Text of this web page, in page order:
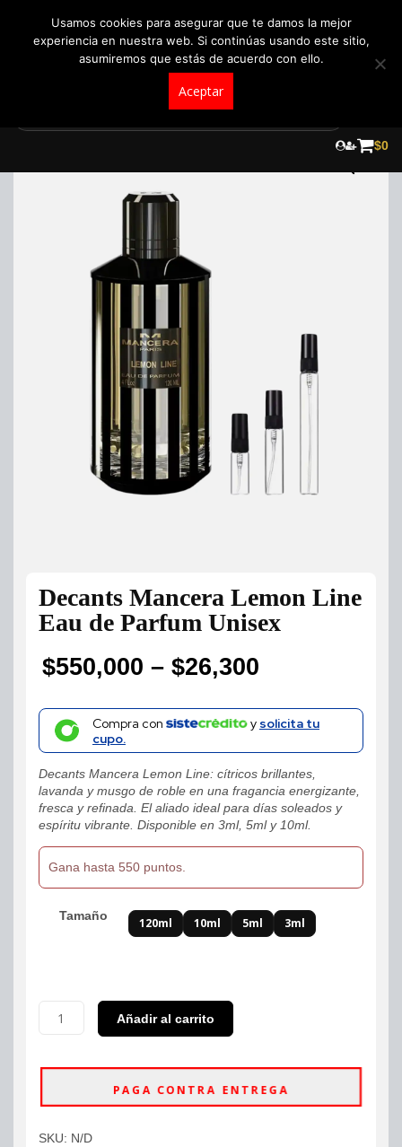
$0
Decants Mancera Lemon Line
Eau de Parfum Unisex
$26,300
–
$550,000
Price
range:
$26,300
through
$550,000
Compra con y solicita tu
cupo.
Decants Mancera Lemon Line: cítricos brillantes,
lavanda y musgo de roble en una fragancia energizante,
fresca y refinada. El aliado ideal para días soleados y
espíritu vibrante. Disponible en 3ml, 5ml y 10ml.
Gana hasta 550 puntos.
Tamaño 120ml 10ml 5ml 3ml
Mancera
Parfum
Añadir al carrito
PAGA CONTRA ENTREGA
SKU: N/D
Usamos cookies para asegurar que te damos la mejor
experiencia en nuestra web. Si continúas usando este sitio,
asumiremos que estás de acuerdo con ello.
Aceptar